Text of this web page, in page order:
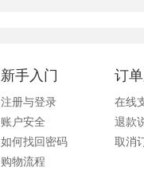
新手入门
注册与登录
账户安全
如何找回密码
购物流程
订
在线
退款
取消